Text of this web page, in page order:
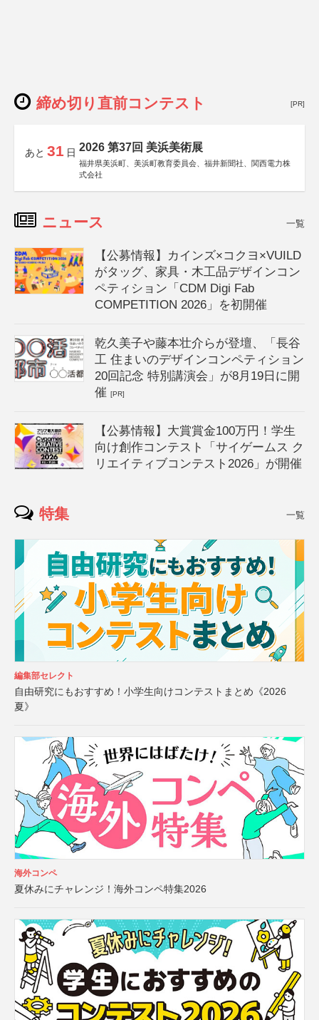
締め切り直前コンテスト [PR]
あと 31 日 2026 第37回 美浜美術展
福井県美浜町、美浜町教育委員会、福井新聞社、関西電力株
式会社
ニュース 一覧
【公募情報】カインズ×コクヨ×VUILD
がタッグ、家具・木工品デザインコン
ペティション「CDM Digi Fab
COMPETITION 2026」を初開催
乾久美子や藤本壮介らが登壇、「長谷
工 住まいのデザインコンペティション
20回記念 特別講演会」が8月19日に開
催[PR]
【公募情報】大賞賞金100万円！学生
向け創作コンテスト「サイゲームス ク
リエイティブコンテスト2026」が開催
特集 一覧
編集部セレクト
自由研究にもおすすめ！小学生向けコンテストまとめ《2026
夏》
海外コンペ
夏休みにチャレンジ！海外コンペ特集2026